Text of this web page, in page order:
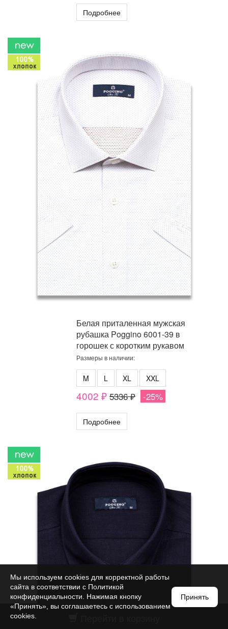
Подробнее
Белая приталенная мужская
рубашка Poggino 6001-39 в
горошек с коротким рукавом
Размеры в наличии:
M L XL XXL
4002 ₽ 5336 ₽ -25%
Подробнее
Мы используем cookies для корректной работы
сайта в соответствии с Политикой
конфиденциальности . Нажимая кнопку
«Принять», вы соглашаетесь с использованием
cookies.
Принять